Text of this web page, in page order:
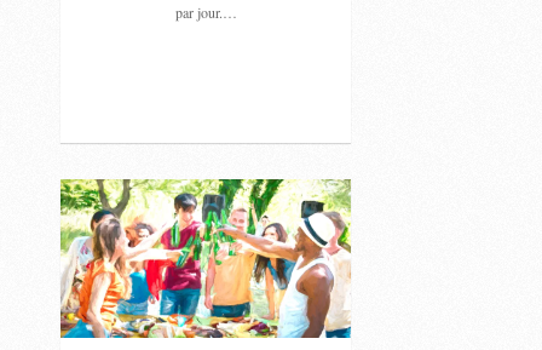
par jour.…